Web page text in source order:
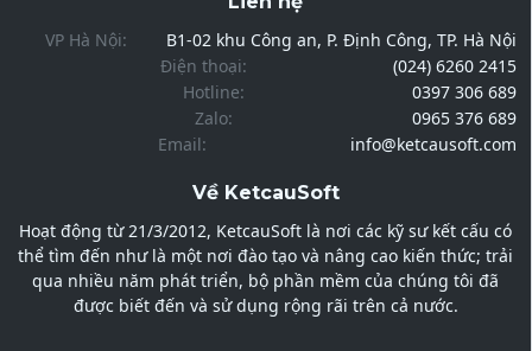
VP Hà Nội:
B1-02 khu Công an, P. Định Công, TP. Hà Nội
Điện thoại:
(024) 6260 2415
Hotline:
0397 306 689
Zalo:
0965 376 689
Email:
info@ketcausoft.com
Về KetcauSoft
Hoạt động từ 21/3/2012, KetcauSoft là nơi các kỹ sư kết cấu có
thể tìm đến như là một nơi đào tạo và nâng cao kiến thức; trải
qua nhiều năm phát triển, bộ phần mềm của chúng tôi đã
được biết đến và sử dụng rộng rãi trên cả nước.